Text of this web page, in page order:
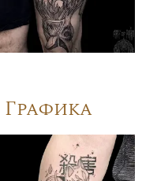
Графика